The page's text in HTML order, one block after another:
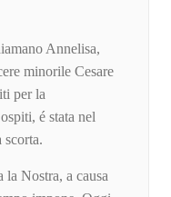
Annelisa,
minorile Cesare
per la
é stata nel
Nostra, a causa